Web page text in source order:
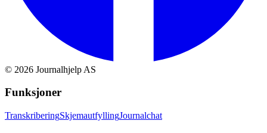
© 2026 Journalhjelp AS
Funksjoner
TranskriberingSkjemautfyllingJournalchat